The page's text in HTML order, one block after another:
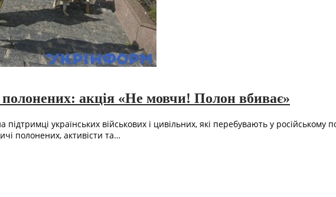
акція «Не мовчи! Полон вбиває»
українських військових і цивільних, які перебувають у російському
полонених, активісти та…